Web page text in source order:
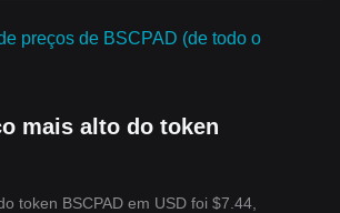
preços de BSCPAD (de todo o
mais alto do token
token BSCPAD em USD foi $7.44,